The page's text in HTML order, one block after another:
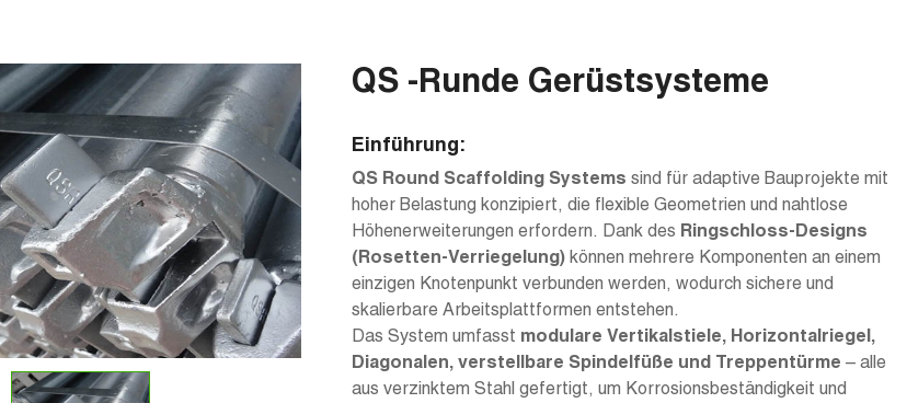
QS -Runde Gerüstsysteme
Einführung:
QS Round Scaffolding Systems sind für adaptive Bauprojekte mit
hoher Belastung konzipiert, die flexible Geometrien und nahtlose
Höhenerweiterungen erfordern. Dank des Ringschloss-Designs
(Rosetten-Verriegelung)können mehrere Komponenten an einem
einzigen Knotenpunkt verbunden werden, wodurch sichere und
skalierbare Arbeitsplattformen entstehen.
Das System umfasst modulare Vertikalstiele, Horizontalriegel,
Diagonalen, verstellbare Spindelfüße und Treppentürme – alle
aus verzinktem Stahl gefertigt, um Korrosionsbeständigkeit und